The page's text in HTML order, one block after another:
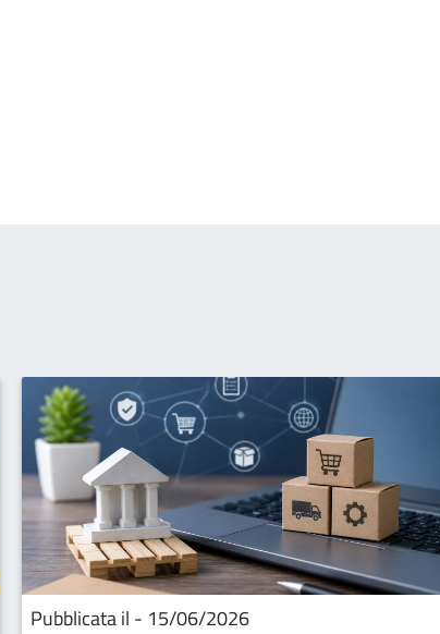
Pubblicata il - 15/06/2026